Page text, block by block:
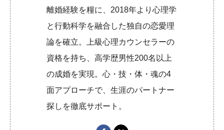
離婚経験を糧に、2018年より心理学
と行動科学を融合した独自の恋愛理
論を確立。上級心理カウンセラーの
資格を持ち、高学歴男性200名以上
の成婚を実現。心・技・体・魂の4
面アプローチで、生涯のパートナー
探しを徹底サポート。